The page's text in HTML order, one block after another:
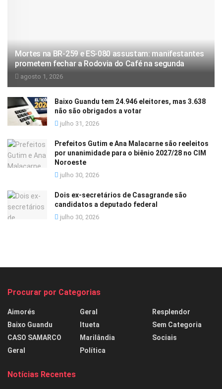
Mortes na BR-259 e ES-080 assustam: manifestantes
prometem fechar a Rodovia do Café na segunda
agosto 1, 2026
Baixo Guandu tem 24.946 eleitores, mas 3.638
não são obrigados a votar
julho 31, 2026
Prefeitos Gutim e Ana Malacarne são reeleitos
por unanimidade para o biênio 2027/28 no CIM
Noroeste
julho 30, 2026
Dois ex-secretários de Casagrande são
candidatos a deputado federal
julho 30, 2026
Procurar por Categorias
Aimorés
Baixo Guandu
CASO SAMARCO
Geral
Geral
Itueta
Marilândia
Política
Resplendor
Sem Categoria
Sociais
Notícias Recentes